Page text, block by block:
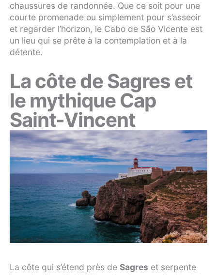
chaussures de randonnée. Que ce soit pour une
courte promenade ou simplement pour s’asseoir
et regarder l’horizon, le Cabo de São Vicente est
un lieu qui se prête à la contemplation et à la
détente.
La côte de Sagres et
le mythique Cap
Saint-Vincent
La côte qui s’étend près de Sagres et serpente